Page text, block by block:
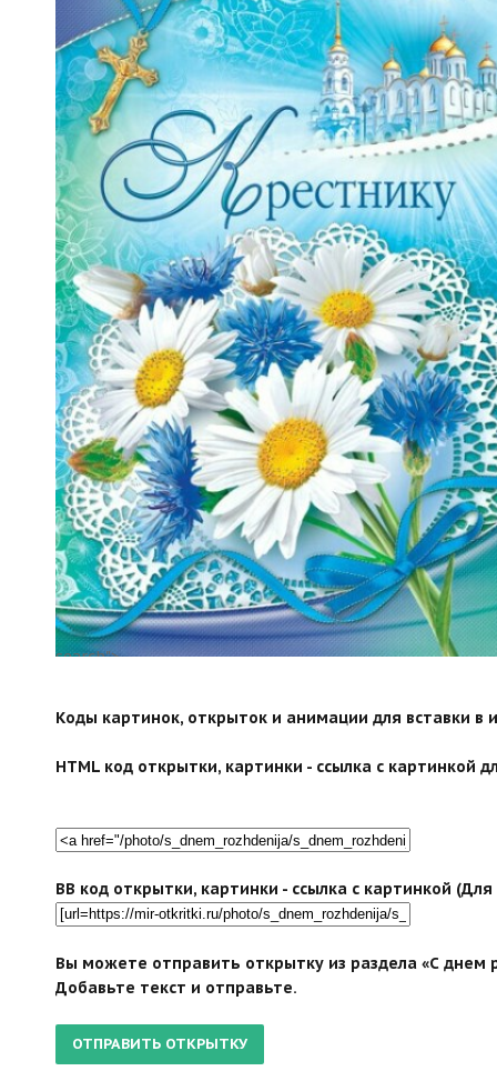
search">
Коды картинок, открыток и анимации для вставки в
HTML код открытки, картинки - ссылка с картинкой
BB код открытки, картинки - ссылка с картинкой
Вы можете отправить открытку из раздела «С днем
Добавьте текст и отправьте.